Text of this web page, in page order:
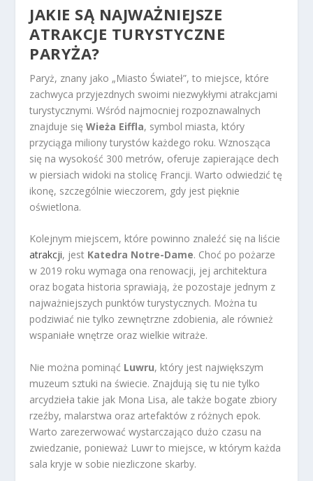
JAKIE SĄ NAJWAŻNIEJSZE
ATRAKCJE TURYSTYCZNE
PARYŻA?
Paryż, znany jako „Miasto Świateł”, to miejsce, które
zachwyca przyjezdnych swoimi niezwykłymi atrakcjami
turystycznymi. Wśród najmocniej rozpoznawalnych
znajduje sięWieża Eiffla, symbol miasta, który
przyciąga miliony turystów każdego roku. Wznosząca
się na wysokość 300 metrów, oferuje zapierające dech
w piersiach widoki na stolicę Francji. Warto odwiedzić tę
ikonę, szczególnie wieczorem, gdy jest pięknie
oświetlona.
Kolejnym miejscem, które powinno znaleźć się na liście
atrakcji, jest Katedra Notre-Dame. Choć po pożarze
w 2019 roku wymaga ona renowacji, jej architektura
oraz bogata historia sprawiają, że pozostaje jednym z
najważniejszych punktów turystycznych. Można tu
podziwiać nie tylko zewnętrzne zdobienia, ale również
wspaniałe wnętrze oraz wielkie witraże.
Nie można pominąć Luwru, który jest największym
muzeum sztuki na świecie. Znajdują się tu nie tylko
arcydzieła takie jak Mona Lisa, ale także bogate zbiory
rzeźby, malarstwa oraz artefaktów z różnych epok.
Warto zarezerwować wystarczająco dużo czasu na
zwiedzanie, ponieważ Luwr to miejsce, w którym każda
sala kryje w sobie niezliczone skarby.